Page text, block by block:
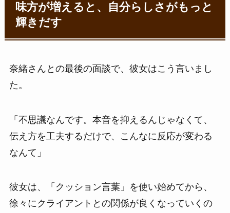
味方が増えると、自分らしさがもっと
輝きだす
奈緒さんとの最後の面談で、彼女はこう言いまし
た。
「不思議なんです。本音を抑えるんじゃなくて、
伝え方を工夫するだけで、こんなに反応が変わる
なんて」
彼女は、「クッション言葉」を使い始めてから、
徐々にクライアントとの関係が良くなっていくの